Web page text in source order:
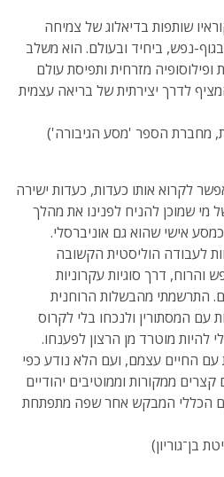
שותפות בדיאלוג של צמיחה
נפש, ביחיד ובעולם. הוא משלב
מזרחית ותפיסת עולם
לדרך יצירתית של בריאה עצמית
מחברת הספר 'מסע הגיבורה')
לקרוא אותו כעדות, כעדות ישירה
מי שמוכן להניח לפנינו את מהלך
אישי שהוא גם אוניברסלי.
לעבודה הוליסטית הקשובה
והרוח, דרך סוגיות עקרוניות
התרשמתי מהבשלות הרוחנית
עם המסתורין ולנכחו בלי לקרוס
להיות מוטרד מן הרצון לפענחו.
עם החיים עצמם, ועם הלא נודע כפי
ממקורות וממוטיבים יהודיים
הכללי המבקש אחר שפה מתפתחת
בן־גוריון)